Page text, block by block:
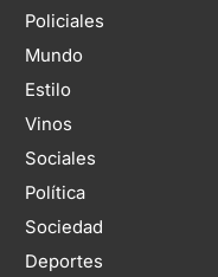
Policiales
Mundo
Estilo
Vinos
Sociales
Política
Sociedad
Deportes